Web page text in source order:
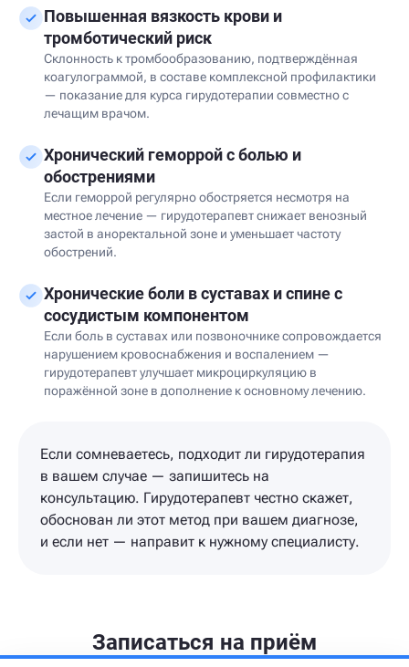
Повышенная вязкость крови и
тромботический риск
Склонность к тромбообразованию, подтверждённая
коагулограммой, в составе комплексной профилактики
— показание для курса гирудотерапии совместно с
лечащим врачом.
Хронический геморрой с болью и
обострениями
Если геморрой регулярно обостряется несмотря на
местное лечение — гирудотерапевт снижает венозный
застой в аноректальной зоне и уменьшает частоту
обострений.
Хронические боли в суставах и спине с
сосудистым компонентом
Если боль в суставах или позвоночнике сопровождается
нарушением кровоснабжения и воспалением —
гирудотерапевт улучшает микроциркуляцию в
поражённой зоне в дополнение к основному лечению.
Если сомневаетесь, подходит ли гирудотерапия
в вашем случае — запишитесь на
консультацию. Гирудотерапевт честно скажет,
обоснован ли этот метод при вашем диагнозе,
и если нет — направит к нужному специалисту.
Записаться на приём